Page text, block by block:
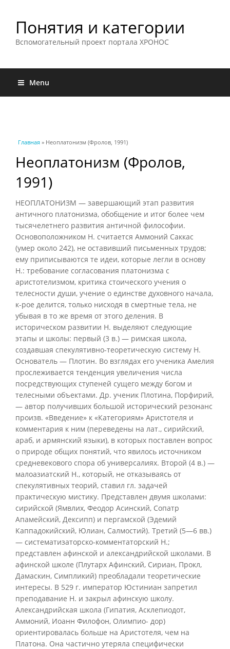
Понятия и категории
Вспомогательный проект портала ХРОНОС
Menu
Вы здесь
Главная » Неоплатонизм (Фролов, 1991)
Неоплатонизм (Фролов,
1991)
НЕОПЛАТОНИЗМ — завершающий этап развития
античного платонизма, обобщение и итог более чем
тысячелетнего развития античной философии.
Основоположником Н. считается Аммоний Саккас
(умер около 242), не оставивший письменных трудов;
ему приписываются те идеи, которые легли в основу
Н.: требование согласования платонизма с
аристотелизмом, критика стоического учения о
телесности души, учение о единстве духовного начала,
к-рое делится, только нисходя в смертные тела, не
убывая в то же время от этого деления. В
историческом развитии Н. выделяют следующие
этапы и школы: первый (3 в.) — римская школа,
создавшая спекулятивно-теоретическую систему Н.
Основатель — Плотин. Во взглядах его ученика Амелия
прослеживается тенденция увеличения числа
посредствующих ступеней сущего между богом и
телесными объектами. Др. ученик Плотина, Порфирий,
— автор получивших большой исторический резонанс
произв. «Введение» к «Категориям» Аристотеля и
комментария к ним (переведены на лат., сирийский,
араб, и армянский языки), в которых поставлен вопрос
о природе общих понятий, что явилось источником
средневекового спора об универсалиях. Второй (4 в.) —
малоазиатский Н., который, не отказываясь от
спекулятивных теорий, ставил гл. задачей
практическую мистику. Представлен двумя школами:
сирийской (Ямвлих, Феодор Асинский, Сопатр
Апамейский, Дексипп) и пергамской (Эдемий
Каппадокийский, Юлиан, Салмостий). Третий (5—6 вв.)
— систематизаторско-комментаторский Н.;
представлен афинской и александрийской школами. В
афинской школе (Плутарх Афинский, Сириан, Прокл,
Дамаскин, Симпликий) преобладали теоретические
интересы. В 529 г. император Юстиниан запретил
преподавание Н. и закрыл афинскую школу.
Александрийская школа (Гипатия, Асклепиодот,
Аммоний, Иоанн Филофон, Олимпио- дор)
ориентировалась больше на Аристотеля, чем на
Платона. Она частично утеряла специфически